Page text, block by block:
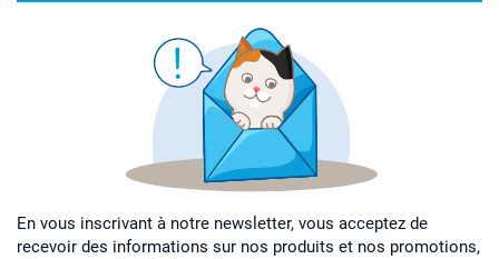
En vous inscrivant à notre newsletter, vous acceptez de
recevoir des informations sur nos produits et nos promotions,